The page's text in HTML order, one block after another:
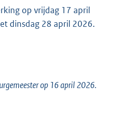
op vrijdag 17 april
dinsdag 28 april 2026.
op 16 april 2026.